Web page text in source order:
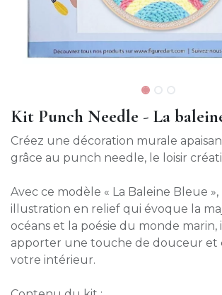
Kit Punch Needle - La
Créez une décoration murale
grâce au punch needle, le loisir
Avec ce modèle « La Baleine Bleue
illustration en relief qui évoque la
océans et la poésie du monde marin,
apporter une touche de douceur et
votre intérieur.